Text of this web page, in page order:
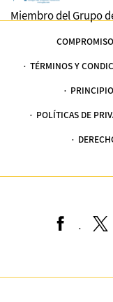
Miembro del Grupo
TÉRMINOS Y
POLÍTICAS DE